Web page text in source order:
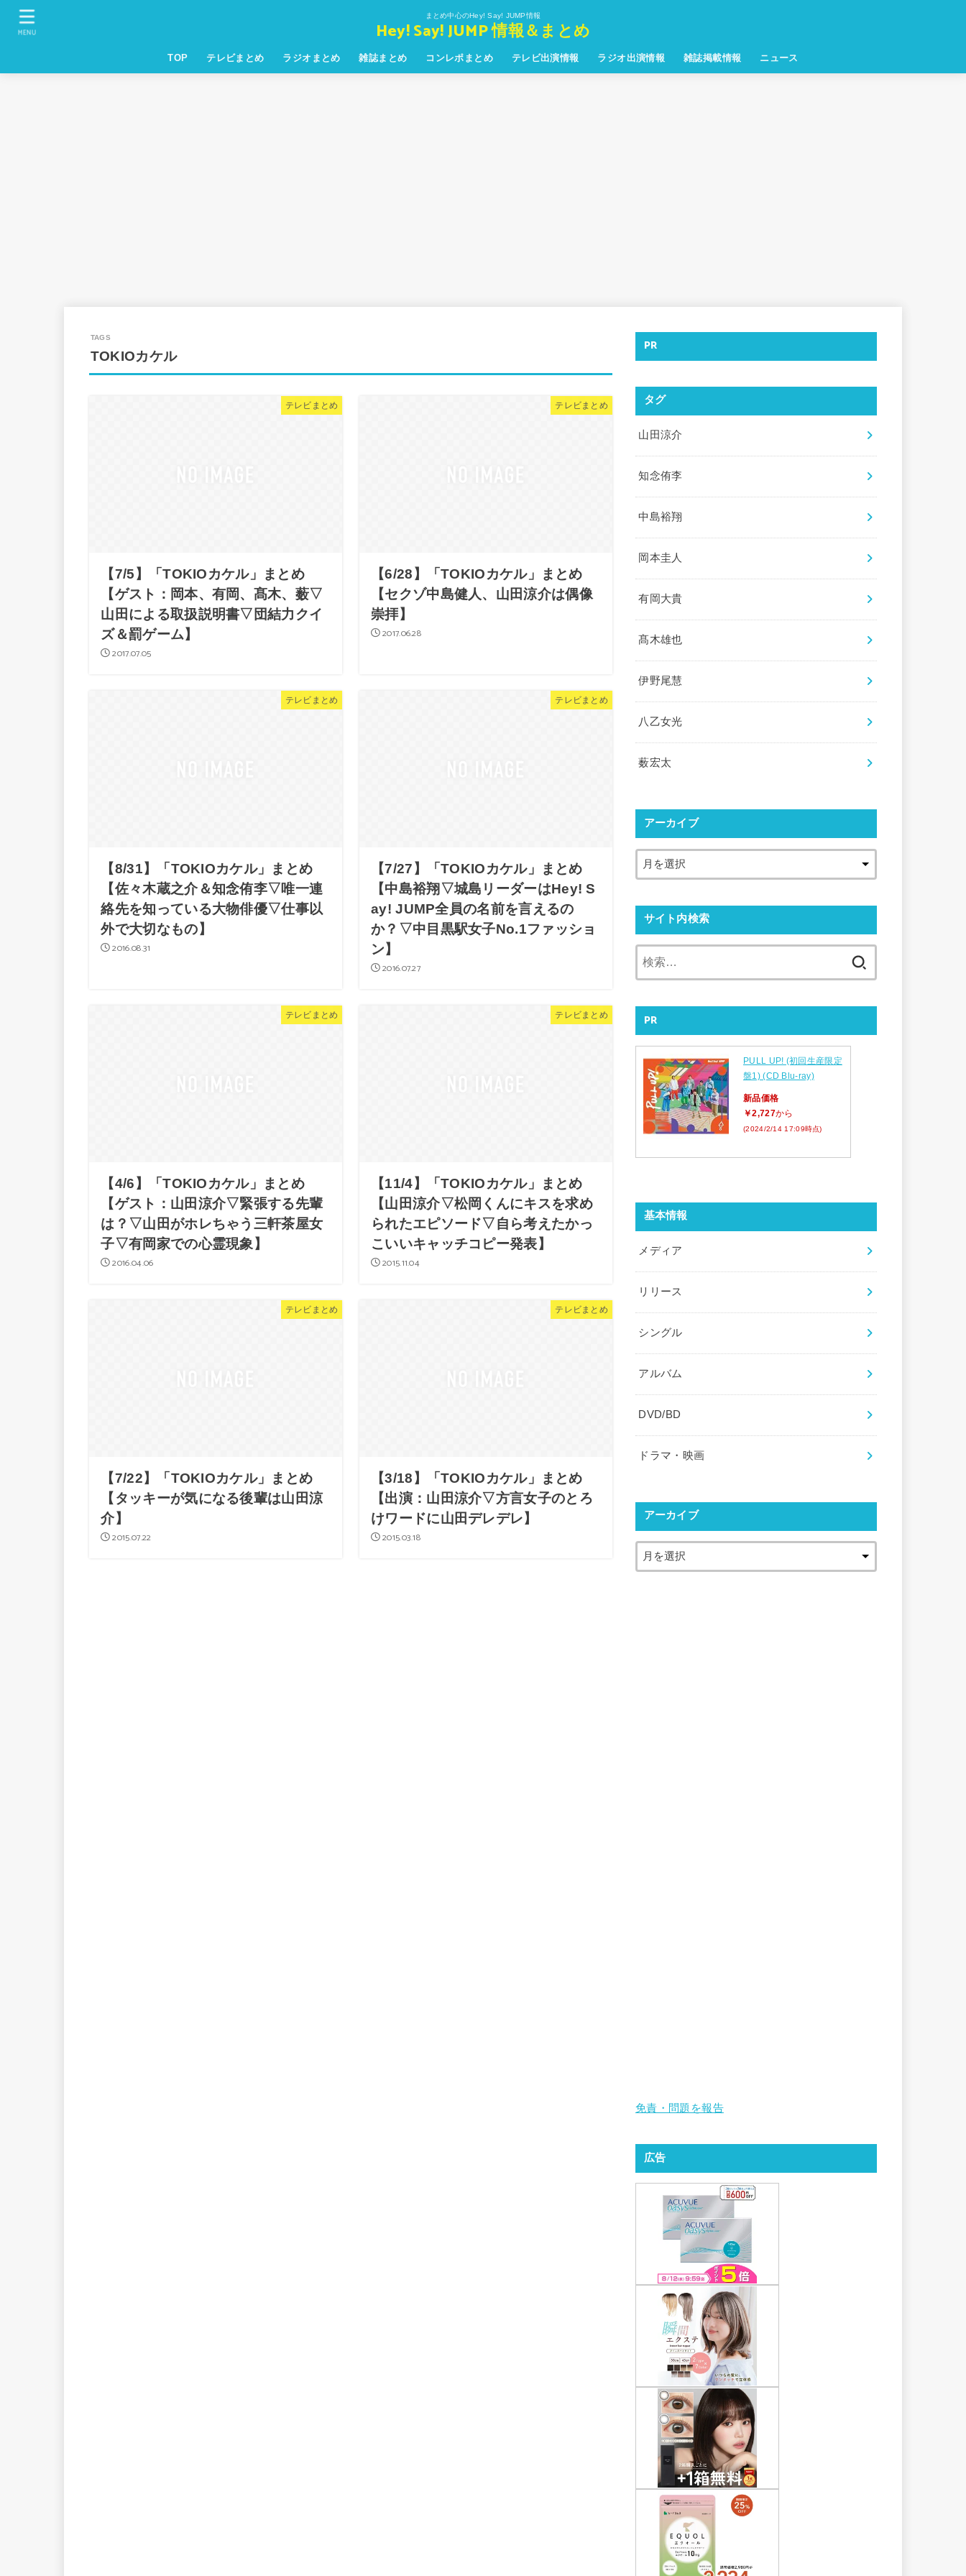
まとめ中心のHey! Say! JUMP情報
Hey! Say! JUMP 情報＆まとめ
TOP テレビまとめ ラジオまとめ 雑誌まとめ コンレポまとめ テレビ出演情報 ラジオ出演情報 雑誌掲載情報 ニュース
MENU
TOKIOカケル
テレビまとめ
【7/5】「TOKIOカケル」まとめ
【ゲスト：岡本、有岡、髙木、薮▽
山田による取扱説明書▽団結力クイ
ズ＆罰ゲーム】
2017.07.05
テレビまとめ
【6/28】「TOKIOカケル」まとめ
【セクゾ中島健人、山田涼介は偶像
崇拝】
2017.06.28
テレビまとめ
【8/31】「TOKIOカケル」まとめ
【佐々木蔵之介＆知念侑李▽唯一連
絡先を知っている大物俳優▽仕事以
外で大切なもの】
2016.08.31
テレビまとめ
【7/27】「TOKIOカケル」まとめ
【中島裕翔▽城島リーダーはHey! S
ay! JUMP全員の名前を言えるの
か？▽中目黒駅女子No.1ファッショ
ン】
2016.07.27
テレビまとめ
【4/6】「TOKIOカケル」まとめ
【ゲスト：山田涼介▽緊張する先輩
は？▽山田がホレちゃう三軒茶屋女
子▽有岡家での心霊現象】
2016.04.06
テレビまとめ
【11/4】「TOKIOカケル」まとめ
【山田涼介▽松岡くんにキスを求め
られたエピソード▽自ら考えたかっ
こいいキャッチコピー発表】
2015.11.04
テレビまとめ
【7/22】「TOKIOカケル」まとめ
【タッキーが気になる後輩は山田涼
介】
2015.07.22
テレビまとめ
【3/18】「TOKIOカケル」まとめ
【出演：山田涼介▽方言女子のとろ
けワードに山田デレデレ】
2015.03.18
PR
タグ
山田涼介
知念侑李
中島裕翔
岡本圭人
有岡大貴
髙木雄也
伊野尾慧
八乙女光
薮宏太
アーカイブ
サイト内検索
PR
PULL UP! (初回生産限定
盤1) (CD Blu-ray)
新品価格
￥2,727から
(2024/2/14 17:09時点)
基本情報
メディア
リリース
シングル
アルバム
DVD/BD
ドラマ・映画
アーカイブ
免責・問題を報告
広告